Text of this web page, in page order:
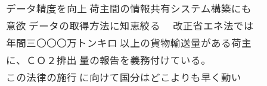
データ精度を向上 荷主間の情報共有システム構築にも
意欲 データの取得方法に知恵絞る 改正省エネ法では
年間三〇〇〇万トンキロ 以上の貨物輸送量がある荷主
に、ＣＯ２排出 量の報告を義務付けている。
この法律の施行 に向けて国分はどこよりも早く動い